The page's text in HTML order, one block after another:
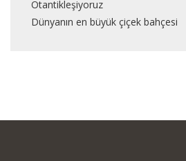
Otantikleşiyoruz
Dünyanın en büyük çiçek bahçesi